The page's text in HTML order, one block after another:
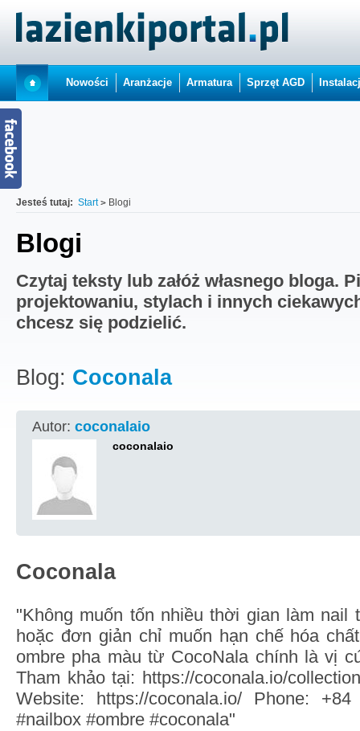
Nowości Aranżacje Armatura Sprzęt AGD
Jesteś tutaj: Start Blogi
Blogi
Czytaj teksty lub załóż własnego bloga.
projektowaniu, stylach i innych
chcesz się podzielić.
Blog: Coconala
Autor: coconalaio
coconalaio
Coconala
"Không muốn tốn nhiều thời gian làm nail
hoặc đơn giản chỉ muốn hạn chế hóa
ombre pha màu từ CocoNala chính là vị
Tham khảo tại: https://coconala.io/
Website: https://coconala.io/ Phone: +84
#nailbox #ombre #coconala"